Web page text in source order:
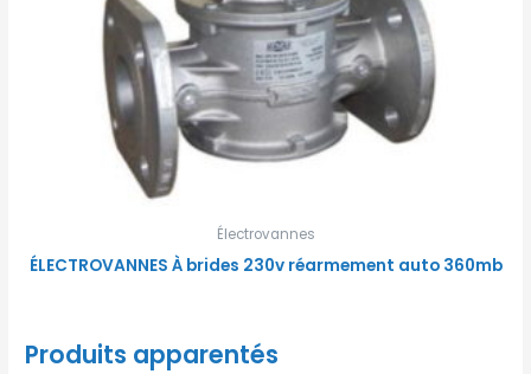
Électrovannes
ÉLECTROVANNES À brides 230v réarmement auto 360mb
Produits apparentés